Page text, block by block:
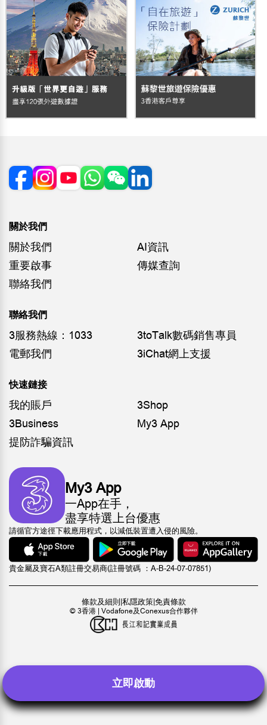
立即啟動
關於我們
關於我們
AI資訊
重要啟事
傳媒查詢
聯絡我們
聯絡我們
3服務熱線：1033
3toTalk數碼銷售專員
電郵我們
3iChat網上支援
快速鏈接
我的賬戶
3Shop
3Business
My3 App
提防詐騙資訊
My3 App
一App在手，
盡享特選上台優惠
請循官方途徑下載應用程式，以減低裝置遭入侵的風險。
貴金屬及寶石A類註冊交易商(註冊號碼 ：A-B-24-07-07851)
條款及細則 私隱政策| 免責條款
© 3香港 | Vodafone及Conexus合作夥伴